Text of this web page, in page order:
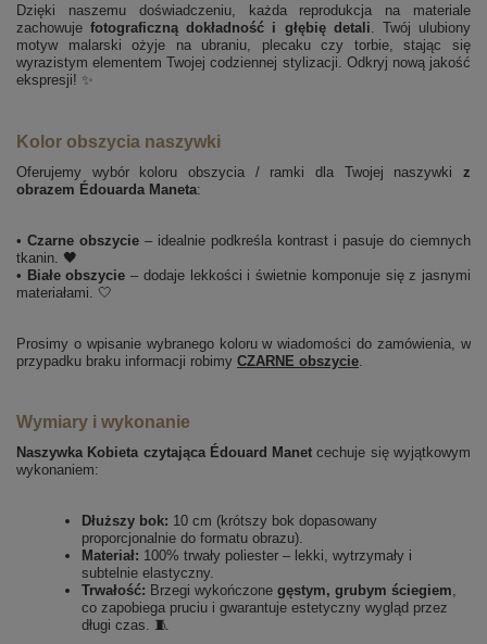
Dzięki naszemu doświadczeniu, każda reprodukcja na materiale
zachowujefotograficzną dokładność i głębię detali. Twój ulubiony
motyw malarski ożyje na ubraniu, plecaku czy torbie, stając się
wyrazistym elementem Twojej codziennej stylizacji. Odkryj nową jakość
ekspresji! ✨
Kolor obszycia naszywki
Oferujemy wybór koloru obszycia / ramki dla Twojej naszywki z
obrazem Édouarda Maneta:
• Czarne obszycie – idealnie podkreśla kontrast i pasuje do ciemnych
tkanin. 🖤
• Białe obszycie – dodaje lekkości i świetnie komponuje się z jasnymi
materiałami. 🤍
Prosimy o wpisanie wybranego koloru w wiadomości do zamówienia, w
przypadku braku informacji robimy CZARNE obszycie.
Wymiary i wykonanie
Naszywka Kobieta czytająca Édouard Manet cechuje się wyjątkowym
wykonaniem:
Dłuższy bok: 10 cm (krótszy bok dopasowany
proporcjonalnie do formatu obrazu).
Materiał: 100% trwały poliester – lekki, wytrzymały i
subtelnie elastyczny.
Trwałość: Brzegi wykończone gęstym, grubym ściegiem,
co zapobiega pruciu i gwarantuje estetyczny wygląd przez
długi czas. 🧵